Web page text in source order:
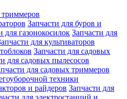
триммеров
Запчасти для буров и
для газонокосилок Запчасти для
для культиваторов
Запчасти для садовых
для садовых пылесосов
для садовых триммеров
техники
и райдеров Запчасти для
для электростанций и